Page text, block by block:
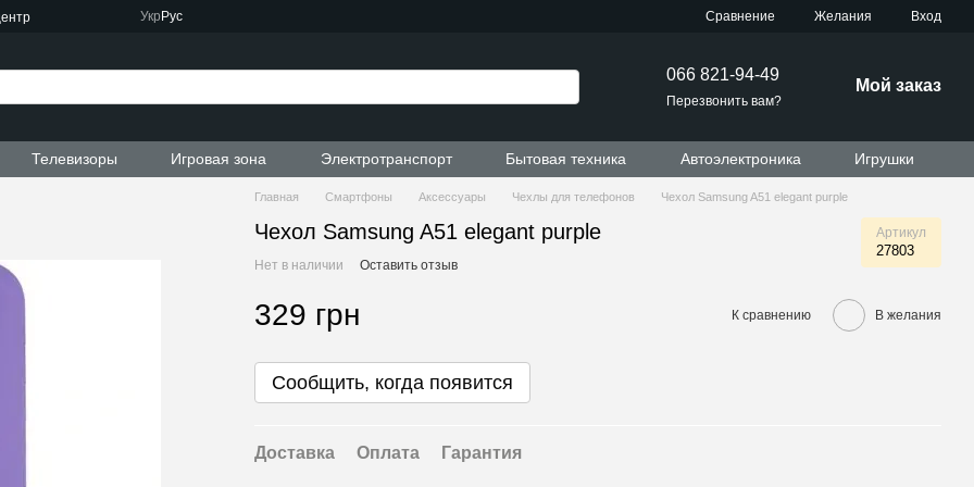
Укр Рус Сравнение Желания Вход
066 821-94-49
Перезвонить вам?
Мой заказ
Телевизоры Игровая зона Электротранспорт Бытовая техника Автоэлектроника Игрушки
Главная Смартфоны Аксессуары Чехлы для телефонов Чехол Samsung A51 elegant purple
Чехол Samsung A51 elegant purple Артикул
27803
Нет в наличии Оставить отзыв
329 грн К сравнению В желания
Сообщить, когда появится
Доставка Оплата Гарантия